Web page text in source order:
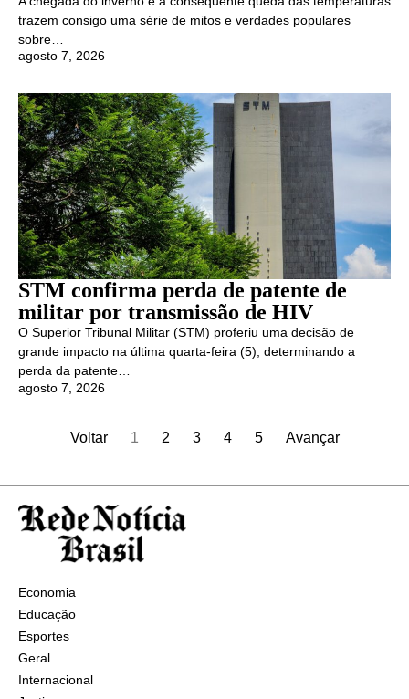
trazem consigo uma série de mitos e verdades populares
sobre…
agosto 7, 2026
STM confirma perda de patente de
militar por transmissão de HIV
O Superior Tribunal Militar (STM) proferiu uma decisão de
grande impacto na última quarta-feira (5), determinando a
perda da patente…
agosto 7, 2026
Voltar 1 2 3 4 5 Avançar
Economia
Educação
Esportes
Geral
Internacional